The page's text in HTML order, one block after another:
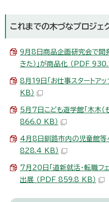
これまでの木づなプロジェ
9月8日商品企画研究会で開発
きた）」が商品化 （PDF
8月19日「お仕事スタートア
KB）
5月7日こども遊学館「木木（
866.0 KB）
4月8日釧路市内の児童館等
828.4 KB）
7月20日「道新就活・転職フ
出展 （PDF 859.8 KB）